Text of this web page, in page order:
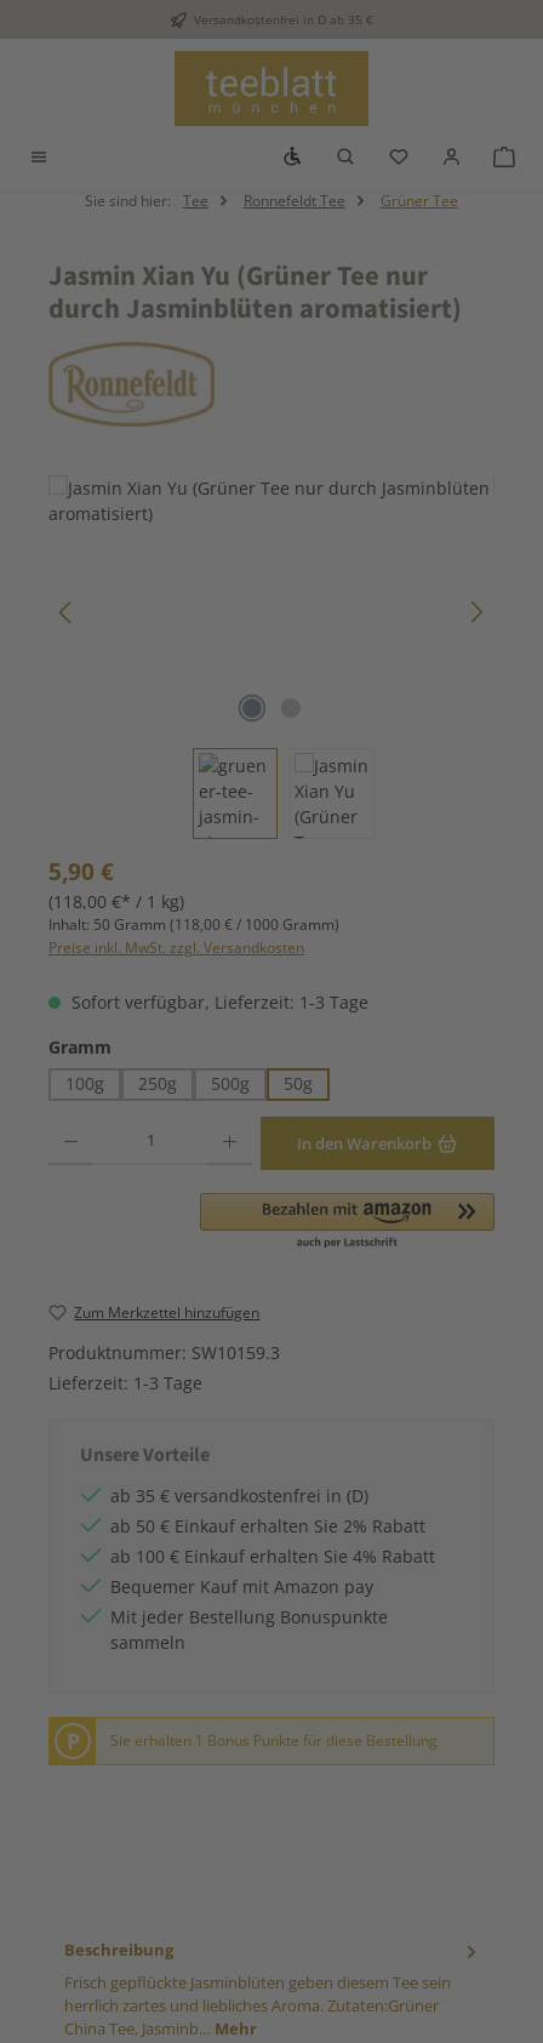
Zum Hauptinhalt springenVersandkostenfrei in D ab 35 €
Werkzeugleiste anzeigen
Du hast 0
Sie sind hier: Tee Ronnefeldt Tee Grüner Tee
Jasmin Xian Yu (Grüner Tee nur
durch Jasminblüten aromatisiert)
Bildergalerie überspringen
Regulärer Preis:
5,90 €
(118,00 €* / 1 kg)
Inhalt: 50 Gramm (118,00 € / 1000 Gramm)
Preise inkl. MwSt. zzgl. Versandkosten
Sofort verfügbar, Lieferzeit: 1-3 Tage
Gramm
100g
250g 500g 50g
In den Warenkorb
Zum Merkzettel hinzufügen
Produktnummer: SW10159.3
Lieferzeit: 1-3 Tage
Unsere Vorteile
ab 35 € versandkostenfrei in (D)
ab 50 € Einkauf erhalten Sie 2% Rabatt
ab 100 € Einkauf erhalten Sie 4% Rabatt
Bequemer Kauf mit Amazon pay
Mit jeder Bestellung Bonuspunkte
sammeln
P Sie erhalten 1 Bonus Punkte für diese Bestellung
Beschreibung
Frisch gepflückte Jasminblüten geben diesem Tee sein
herrlich zartes und liebliches Aroma. Zutaten:Grüner
China Tee, Jasminb… Mehr